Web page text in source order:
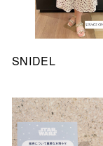
SNIDEL